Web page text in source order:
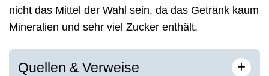
nicht das Mittel der Wahl sein, da das Getränk kaum
Mineralien und sehr viel Zucker enthält.
Quellen & Verweise +